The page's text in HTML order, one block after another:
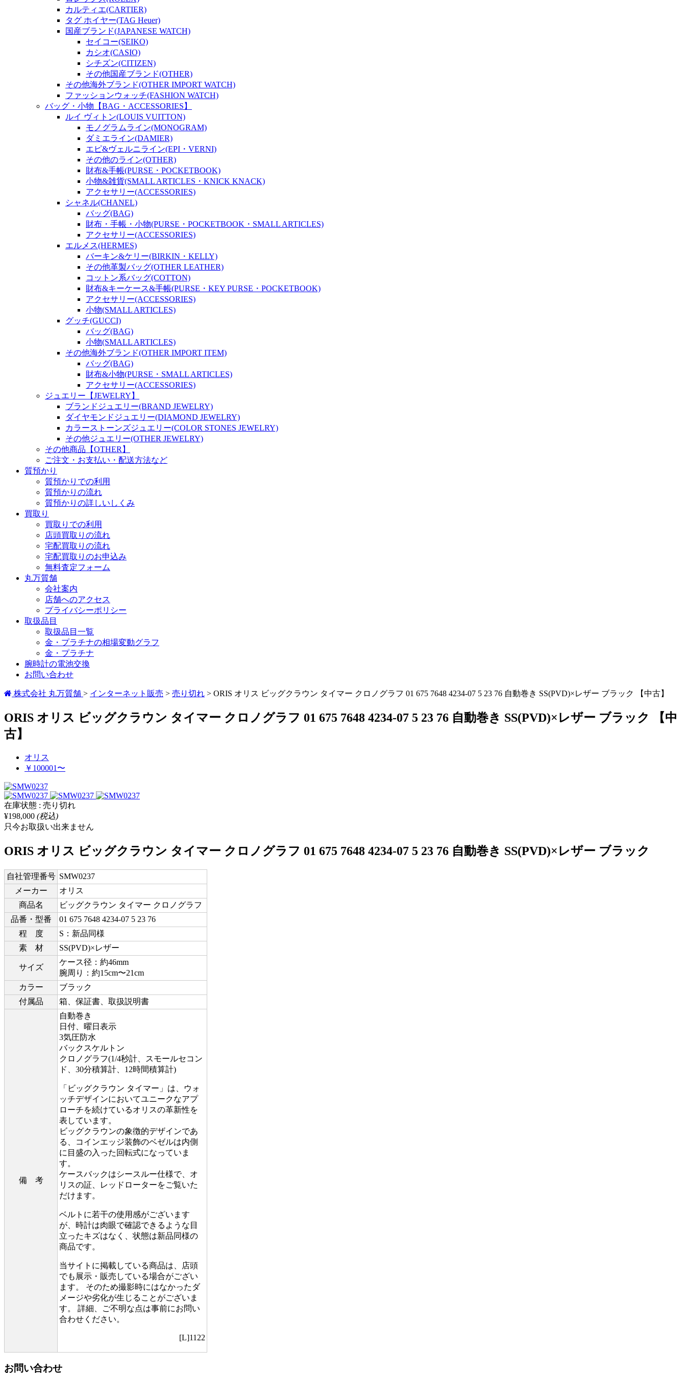
カルティエ(CARTIER)
タグ ホイヤー(TAG Heuer)
国産ブランド(JAPANESE WATCH)
セイコー(SEIKO)
カシオ(CASIO)
シチズン(CITIZEN)
その他国産ブランド(OTHER)
その他海外ブランド(OTHER IMPORT WATCH)
ファッションウォッチ(FASHION WATCH)
バッグ・小物【BAG・ACCESSORIES】
ルイ ヴィトン(LOUIS VUITTON)
モノグラムライン(MONOGRAM)
ダミエライン(DAMIER)
エピ&ヴェルニライン(EPI・VERNI)
その他のライン(OTHER)
財布&手帳(PURSE・POCKETBOOK)
小物&雑貨(SMALL ARTICLES・KNICK KNACK)
アクセサリー(ACCESSORIES)
シャネル(CHANEL)
バッグ(BAG)
財布・手帳・小物(PURSE・POCKETBOOK・SMALL ARTICLES)
アクセサリー(ACCESSORIES)
エルメス(HERMES)
バーキン&ケリー(BIRKIN・KELLY)
その他革製バッグ(OTHER LEATHER)
コットン系バッグ(COTTON)
財布&キーケース&手帳(PURSE・KEY PURSE・POCKETBOOK)
アクセサリー(ACCESSORIES)
小物(SMALL ARTICLES)
グッチ(GUCCI)
バッグ(BAG)
小物(SMALL ARTICLES)
その他海外ブランド(OTHER IMPORT ITEM)
バッグ(BAG)
財布&小物(PURSE・SMALL ARTICLES)
アクセサリー(ACCESSORIES)
ジュエリー【JEWELRY】
ブランドジュエリー(BRAND JEWELRY)
ダイヤモンドジュエリー(DIAMOND JEWELRY)
カラーストーンズジュエリー(COLOR STONES JEWELRY)
その他ジュエリー(OTHER JEWELRY)
その他商品【OTHER】
ご注文・お支払い・配送方法など
質預かり
質預かりでの利用
質預かりの流れ
質預かりの詳しいしくみ
買取り
買取りでの利用
店頭買取りの流れ
宅配買取りの流れ
宅配買取りのお申込み
無料査定フォーム
丸万質舗
会社案内
店舗へのアクセス
プライバシーポリシー
取扱品目
取扱品目一覧
金・プラチナの相場変動グラフ
金・プラチナ
腕時計の電池交換
お問い合わせ
株式会社 丸万質舗 > インターネット販売 > 売り切れ > ORIS オリス ビッグクラウン タイマー クロノグラフ 01 675 7648 4234-07 5 23 76 自動巻き SS(PVD)×レザー ブラック 【中古】
ORIS オリス ビッグクラウン タイマー クロノグラフ 01 675 7648 4234-07 5 23 76 自動巻き SS(PVD)×レザー ブラック 【中
古】
オリス
￥100001〜
在庫状態 : 売り切れ
¥198,000 (税込)
只今お取扱い出来ません
ORIS オリス ビッグクラウン タイマー クロノグラフ 01 675 7648 4234-07 5 23 76 自動巻き SS(PVD)×レザー ブラック
自社管理番号 SMW0237
メーカー
オリス
商品名
ビッグクラウン タイマー クロノグラフ
品番・型番
01 675 7648 4234-07 5 23 76
程 度
S：新品同様
素 材
SS(PVD)×レザー
サイズ
ケース径：約46mm
腕周り：約15cm〜21cm
カラー
ブラック
付属品
箱、保証書、取扱説明書
備 考
自動巻き
日付、曜日表示
3気圧防水
バックスケルトン
クロノグラフ(1/4秒計、スモールセコン
ド、30分積算計、12時間積算計)
「ビッグクラウン タイマー」は、ウォ
ッチデザインにおいてユニークなアプ
ローチを続けているオリスの革新性を
表しています。
ビッグクラウンの象徴的デザインであ
る、コインエッジ装飾のベゼルは内側
に目盛の入った回転式になっていま
す。
ケースバックはシースルー仕様で、オ
リスの証、レッドローターをご覧いた
だけます。
ベルトに若干の使用感がございます
が、時計は肉眼で確認できるような目
立ったキズはなく、状態は新品同様の
商品です。
当サイトに掲載している商品は、店頭
でも展示・販売している場合がござい
ます。 そのため撮影時にはなかったダ
メージや劣化が生じることがございま
す。 詳細、ご不明な点は事前にお問い
合わせください。
[L]1122
お問い合わせ